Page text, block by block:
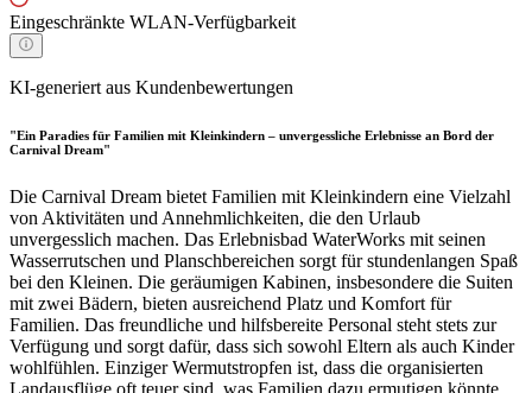
Eingeschränkte WLAN-Verfügbarkeit
KI-generiert aus Kundenbewertungen
"Ein Paradies für Familien mit Kleinkindern – unvergessliche Erlebnisse an Bord der
Carnival Dream"
Die Carnival Dream bietet Familien mit Kleinkindern eine Vielzahl
von Aktivitäten und Annehmlichkeiten, die den Urlaub
unvergesslich machen. Das Erlebnisbad WaterWorks mit seinen
Wasserrutschen und Planschbereichen sorgt für stundenlangen Spaß
bei den Kleinen. Die geräumigen Kabinen, insbesondere die Suiten
mit zwei Bädern, bieten ausreichend Platz und Komfort für
Familien. Das freundliche und hilfsbereite Personal steht stets zur
Verfügung und sorgt dafür, dass sich sowohl Eltern als auch Kinder
wohlfühlen. Einziger Wermutstropfen ist, dass die organisierten